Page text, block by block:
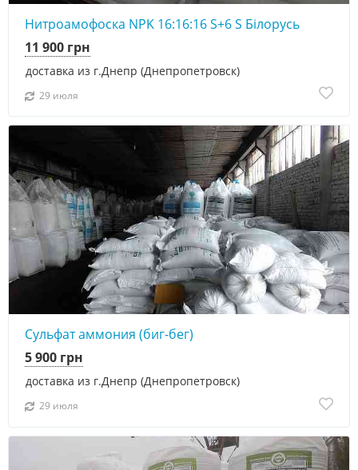
Нитроамофоска NPK 16:16:16 S+6 S Білорусь
доставка из г.Днепр (Днепропетровск)
11 900 грн
29 июля
Сульфат аммония (биг-бег)
доставка из г.Днепр (Днепропетровск)
5 900 грн
29 июля